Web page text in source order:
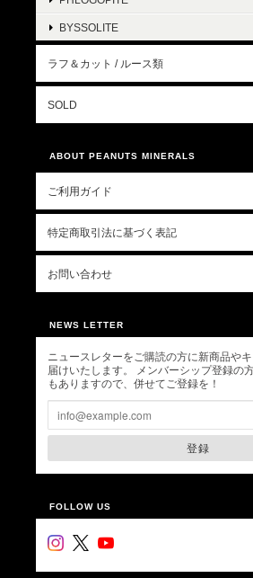
BYSSOLITE
ラフ＆カット / ルース類
SOLD
ABOUT PEANUTS MINERALS
ご利用ガイド
特定商取引法に基づく表記
お問い合わせ
NEWS LETTER
ニュースレターをご購読の方に新商品や
届けいたします。 メンバーシップ登録の
もありますので、併せてご登録を！
登録
FOLLOW US